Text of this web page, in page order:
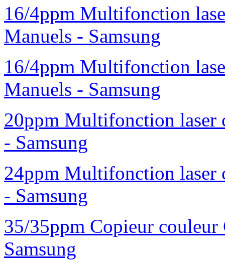
16/4ppm Multifonction
Manuels - Samsung
16/4ppm Multifonction
Manuels - Samsung
20ppm Multifonction
- Samsung
24ppm Multifonction
- Samsung
35/35ppm Copieur
Samsung